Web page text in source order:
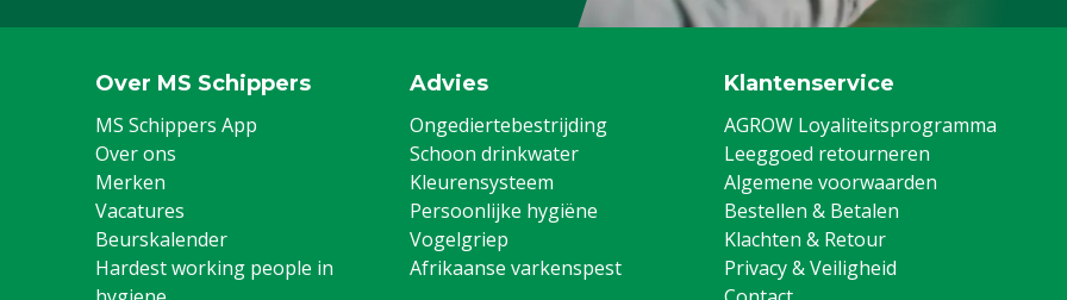
Over MS Schippers
MS Schippers App
Over ons
Merken
Vacatures
Beurskalender
Hardest working people in
Advies
Ongediertebestrijding
Schoon drinkwater
Kleurensysteem
Persoonlijke hygiëne
Vogelgriep
Afrikaanse varkenspest
Klantenservice
AGROW Loyaliteitsprogramma
Leeggoed retourneren
Algemene voorwaarden
Bestellen & Betalen
Klachten & Retour
Privacy & Veiligheid